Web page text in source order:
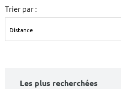
Trier par :
Les plus recherchées